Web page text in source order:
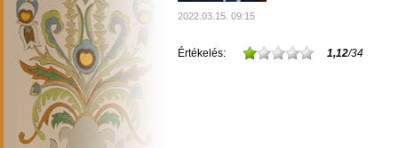
2022.03.15. 09:15
Értékelés: 1,12/34